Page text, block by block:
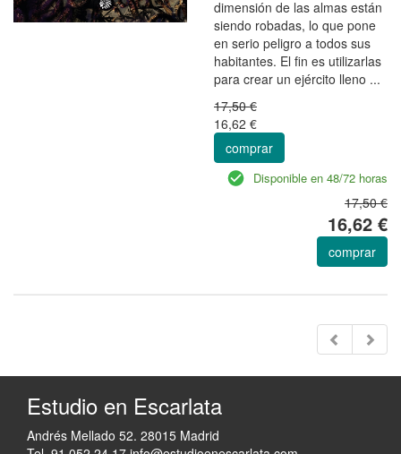
dimensión de las almas están
siendo robadas, lo que pone
en serio peligro a todos sus
habitantes. El fin es utilizarlas
para crear un ejército lleno ...
17,50 €
16,62 €
comprar
Disponible en 48/72 horas
17,50 €
16,62 €
comprar
Estudio en Escarlata
Andrés Mellado 52. 28015 Madrid